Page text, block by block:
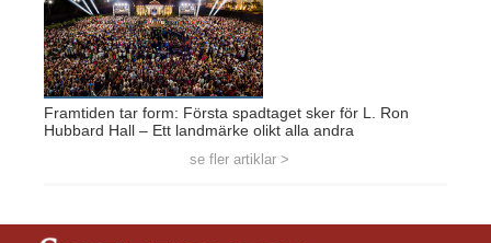
Framtiden tar form: Första spadtaget sker för L. Ron
Hubbard Hall – Ett landmärke olikt alla andra
se fler artiklar >